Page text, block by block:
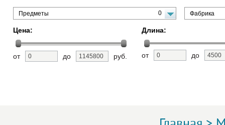
Предметы 0 Фабрика
Цена:
от до руб.
Длина:
от до